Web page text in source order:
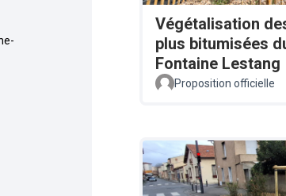
Végétalisation
plus bitumisées
Fontaine Lestang
Proposition officielle